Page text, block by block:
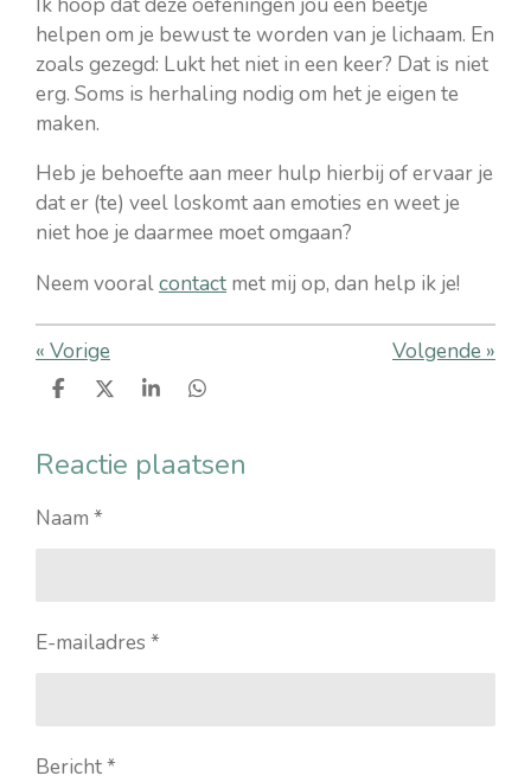
helpen om je bewust te worden van je lichaam. En
zoals gezegd: Lukt het niet in een keer? Dat is niet
erg. Soms is herhaling nodig om het je eigen te
maken.
Heb je behoefte aan meer hulp hierbij of ervaar je
dat er (te) veel loskomt aan emoties en weet je
niet hoe je daarmee moet omgaan?
Neem vooralcontact met mij op, dan help ik je!
« Vorige Volgende »
D
e
D
l
S
r
D
e
Reactie plaatsen
Naam *
E-mailadres *
Bericht *